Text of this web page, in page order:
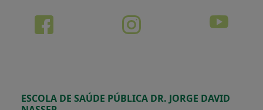
ESCOLA DE SAÚDE PÚBLICA DR. JORGE DAVID